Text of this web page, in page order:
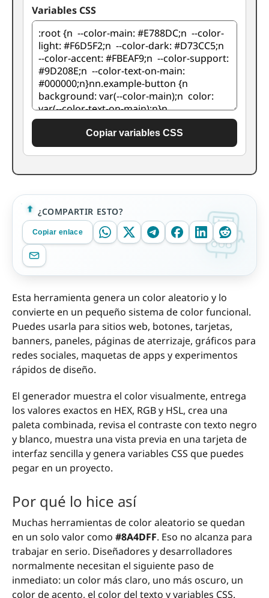
Variables CSS
Copiar variables CSS
¿COMPARTIR ESTO?
Copiar enlace
Esta herramienta genera un color aleatorio y lo
convierte en un pequeño sistema de color funcional.
Puedes usarla para sitios web, botones, tarjetas,
banners, paneles, páginas de aterrizaje, gráficos para
redes sociales, maquetas de apps y experimentos
rápidos de diseño.
El generador muestra el color visualmente, entrega
los valores exactos en HEX, RGB y HSL, crea una
paleta combinada, revisa el contraste con texto negro
y blanco, muestra una vista previa en una tarjeta de
interfaz sencilla y genera variables CSS que puedes
pegar en un proyecto.
Por qué lo hice así
Muchas herramientas de color aleatorio se quedan
en un solo valor como #8A4DFF. Eso no alcanza para
trabajar en serio. Diseñadores y desarrolladores
normalmente necesitan el siguiente paso de
inmediato: un color más claro, uno más oscuro, un
color de acento, el color del texto y variables CSS.